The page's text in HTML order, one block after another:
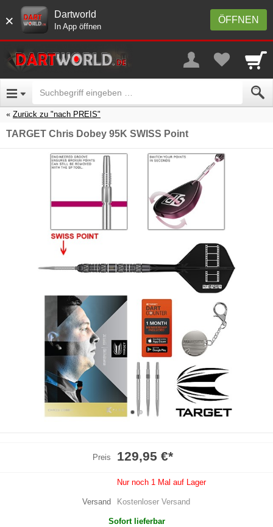
× ÖFFNEN
Dartworld
In App öffnen
Zurück zu "nach PREIS"
TARGET Chris Dobey 95K SWISS Point
Preis 129,95 €*
Nur noch 1 Mal auf Lager
Versand Kostenloser Versand
Sofort lieferbar